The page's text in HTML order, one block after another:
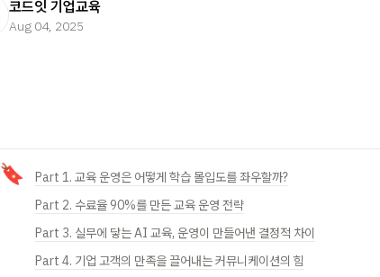
코드잇 기업교육
Aug 04, 2025
🔖
Part 1. 교육 운영은 어떻게 학습 몰입도를 좌우할까?
Part 2. 수료율 90%를 만든 교육 운영 전략
Part 3. 실무에 닿는 AI 교육, 운영이 만들어낸 결정적 차이
Part 4. 기업 고객의 만족을 끌어내는 커뮤니케이션의 힘